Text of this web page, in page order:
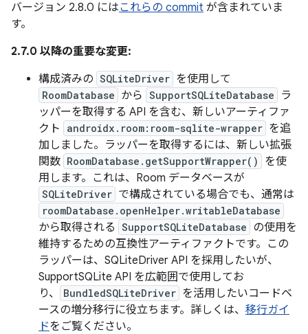
バージョン 2.8.0 にはこれらの commit が含まれていま
す。
2.7.0 以降の重要な変更:
構成済みの SQLiteDriver を使用して
RoomDatabase から SupportSQLiteDatabase
ラ
ッパーを取得する API を含む、新しいアーティファ
クト
androidx.room:room-sqlite-wrapper を追
加しました。ラッパーを取得するには、新しい拡張
関数 RoomDatabase.getSupportWrapper()
を使
用します。これは、Room データベースが
SQLiteDriver で構成されている場合でも、通常は
roomDatabase.openHelper.writableDatabase
から取得される SupportSQLiteDatabase の使用を
維持するための互換性アーティファクトです。この
ラッパーは、SQLiteDriver API を採用したいが、
SupportSQLite API を広範囲で使用してお
り、
BundledSQLiteDriver を活用したいコードベ
ースの増分移行に役立ちます。詳しくは、 移行ガイ
ドをご覧ください。